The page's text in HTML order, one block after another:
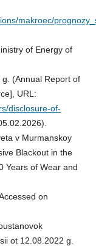
makroec/
of Energy of
(Annual Report of
URL:
disclosure-of-
v Murmanskoy
Blackout in the
Years of Wear and
on
ot 12.08.2022 g.